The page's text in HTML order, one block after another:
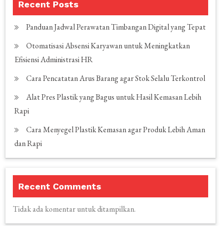
Recent Posts
Panduan Jadwal Perawatan Timbangan Digital yang Tepat
Otomatisasi Absensi Karyawan untuk Meningkatkan
Efisiensi Administrasi HR
Cara Pencatatan Arus Barang agar Stok Selalu Terkontrol
Alat Pres Plastik yang Bagus untuk Hasil Kemasan Lebih
Rapi
Cara Menyegel Plastik Kemasan agar Produk Lebih Aman
dan Rapi
Recent Comments
Tidak ada komentar untuk ditampilkan.